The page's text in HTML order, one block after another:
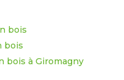
bois
bois
bois à Giromagny